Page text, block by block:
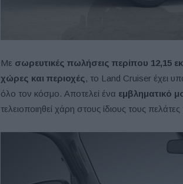
Με σωρευτικές πωλήσεις περίπου 12,15
χώρες και περιοχές , το Land Cruiser έχει
όλο τον κόσμο. Αποτελεί ένα εμβληματικό
τελειοποιηθεί χάρη στους ίδιους τους